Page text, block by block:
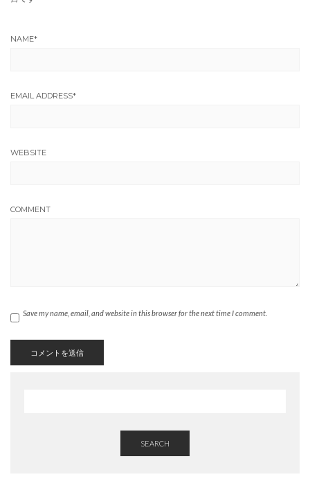
NAME*
EMAIL ADDRESS*
WEBSITE
COMMENT
Save my name, email, and website in this browser for the next time I comment.
SEARCH